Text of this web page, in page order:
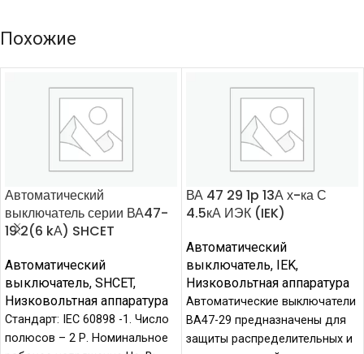
Похожие
Автоматический
выключатель серии ВА47-
19 2(6 kА) SHCET
Автоматический
выключатель, SHCET,
Низковольтная аппаратура
Стандарт: IEC 60898 -1. Число
полюсов – 2 Р. Номинальное
ВА 47 29 1p 13А х-ка С
4.5кА ИЭК (IEK)
Автоматический
выключатель, IEK,
Низковольтная аппаратура
Автоматические выключатели
ВА47-29 предназначены для
защиты распределительных и